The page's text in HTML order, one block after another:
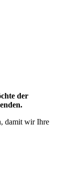
der
damit wir Ihre